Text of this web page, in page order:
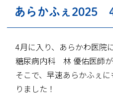
あらかふぇ2025
4月に入り、あらかわ医院
糖尿病内科 林 優佑医師が
そこで、早速あらかふぇ
りました！